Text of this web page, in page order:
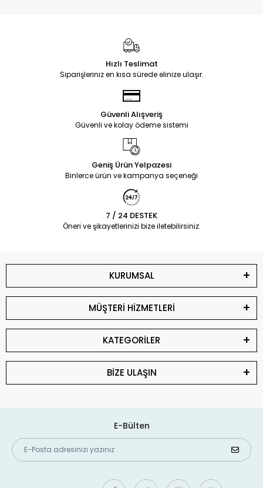
Hızlı Teslimat
Siparişleriniz en kısa sürede elinize ulaşır.
Güvenli Alışveriş
Güvenli ve kolay ödeme sistemi
Geniş Ürün Yelpazesi
Binlerce ürün ve kampanya seçeneği
7 / 24 DESTEK
Öneri ve şikayetlerinizi bize iletebilirsiniz.
KURUMSAL
MÜŞTERİ HİZMETLERİ
KATEGORİLER
BİZE ULAŞIN
E-Bülten